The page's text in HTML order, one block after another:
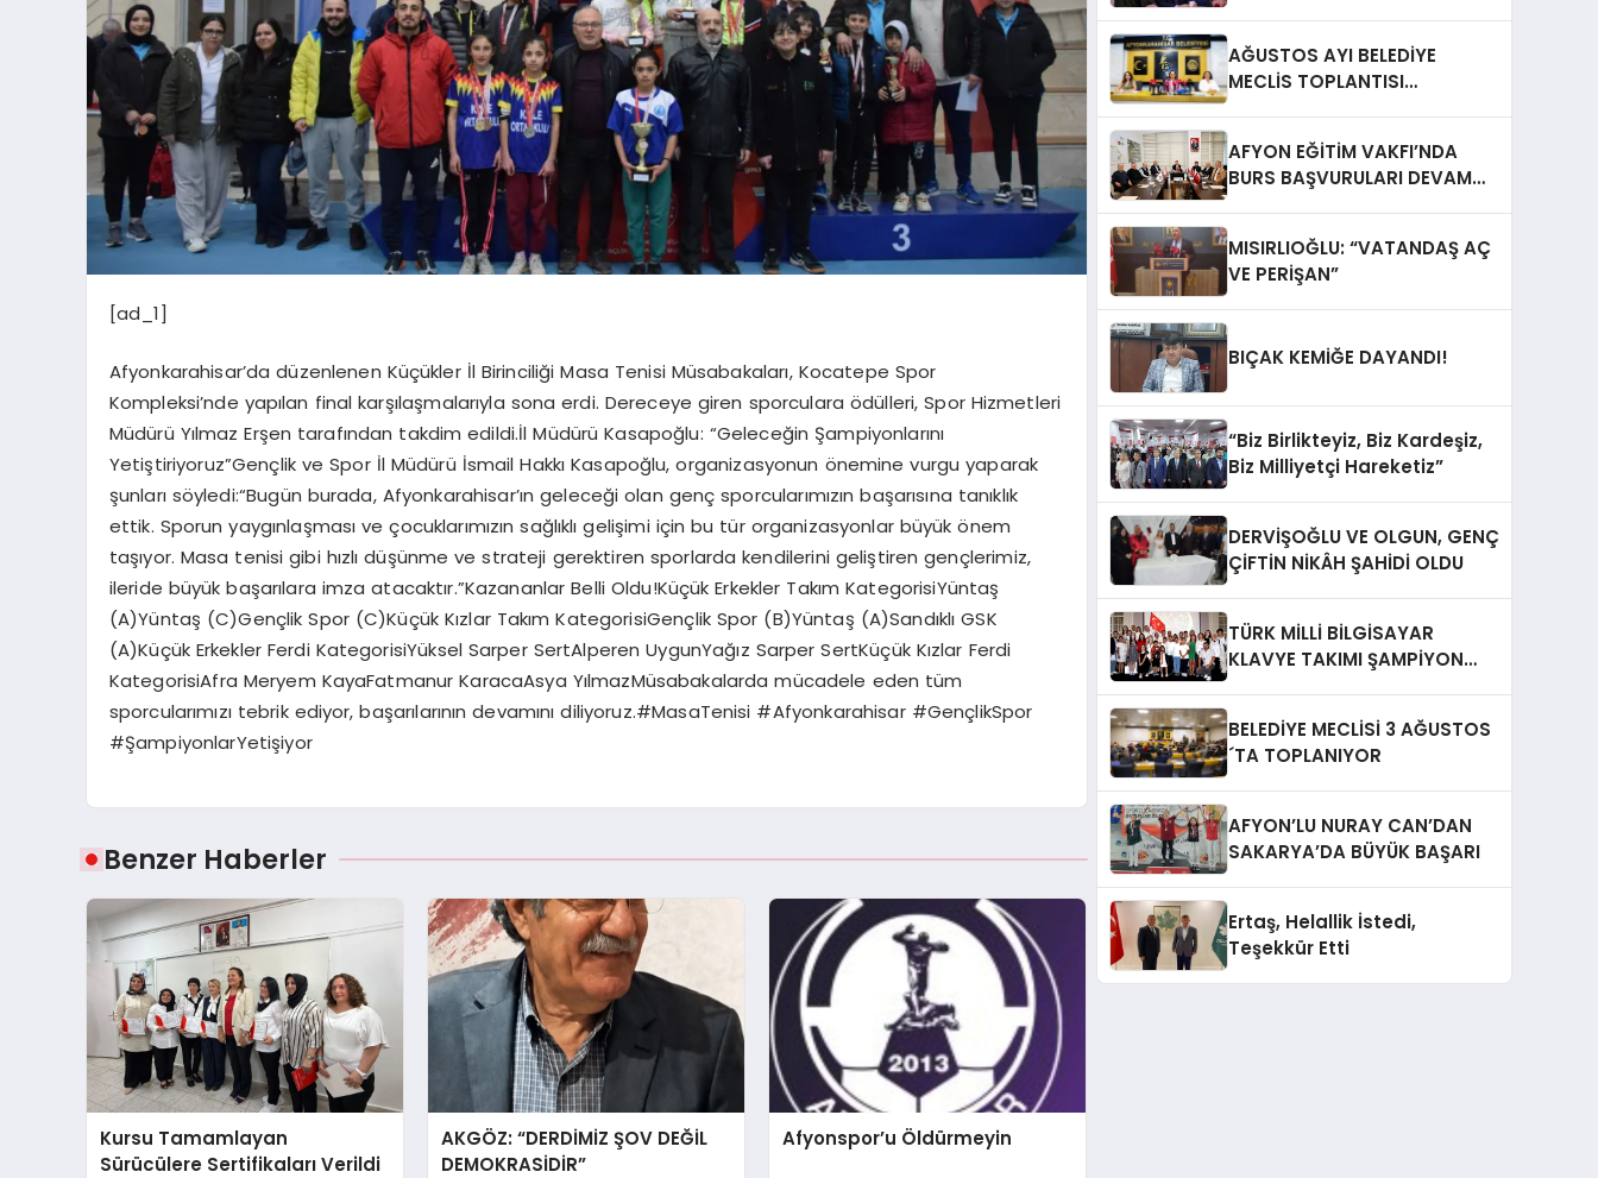
[ad_1]
Afyonkarahisar’da düzenlenen Küçükler İl Birinciliği Masa Tenisi Müsabakaları, Kocatepe Spor
Kompleksi’nde yapılan final karşılaşmalarıyla sona erdi. Dereceye giren sporculara ödülleri, Spor Hizmetleri
Müdürü Yılmaz Erşen tarafından takdim edildi.İl Müdürü Kasapoğlu: “Geleceğin Şampiyonlarını
Yetiştiriyoruz”Gençlik ve Spor İl Müdürü İsmail Hakkı Kasapoğlu, organizasyonun önemine vurgu yaparak
şunları söyledi:“Bugün burada, Afyonkarahisar’ın geleceği olan genç sporcularımızın başarısına tanıklık
ettik. Sporun yaygınlaşması ve çocuklarımızın sağlıklı gelişimi için bu tür organizasyonlar büyük önem
taşıyor. Masa tenisi gibi hızlı düşünme ve strateji gerektiren sporlarda kendilerini geliştiren gençlerimiz,
ileride büyük başarılara imza atacaktır.”Kazananlar Belli Oldu!Küçük Erkekler Takım KategorisiYüntaş
(A)Yüntaş (C)Gençlik Spor (C)Küçük Kızlar Takım KategorisiGençlik Spor (B)Yüntaş (A)Sandıklı GSK
(A)Küçük Erkekler Ferdi KategorisiYüksel Sarper SertAlperen UygunYağız Sarper SertKüçük Kızlar Ferdi
KategorisiAfra Meryem KayaFatmanur KaracaAsya YılmazMüsabakalarda mücadele eden tüm
sporcularımızı tebrik ediyor, başarılarının devamını diliyoruz.#MasaTenisi #Afyonkarahisar #GençlikSpor
#ŞampiyonlarYetişiyor
Benzer Haberler
Kursu Tamamlayan
Sürücülere Sertifikaları Verildi
AKGÖZ: “DERDİMİZ ŞOV DEĞİL
DEMOKRASİDİR”
Afyonspor’u Öldürmeyin
YANINDAYIZ!
AĞUSTOS AYI BELEDİYE
MECLİS TOPLANTISI
AFYON EĞİTİM VAKFI’NDA
BURS BAŞVURULARI DEVAM
MISIRLIOĞLU: “VATANDAŞ AÇ
VE PERİŞAN”
BIÇAK KEMİĞE DAYANDI!
“Biz Birlikteyiz, Biz Kardeşiz,
Biz Milliyetçi Hareketiz”
DERVİŞOĞLU VE OLGUN, GENÇ
ÇİFTİN NİKÂH ŞAHİDİ OLDU
TÜRK MİLLİ BİLGİSAYAR
KLAVYE TAKIMI ŞAMPİYON
BELEDİYE MECLİSİ 3 AĞUSTOS
´TA TOPLANIYOR
AFYON’LU NURAY CAN’DAN
SAKARYA’DA BÜYÜK BAŞARI
Ertaş, Helallik İstedi,
Teşekkür Etti